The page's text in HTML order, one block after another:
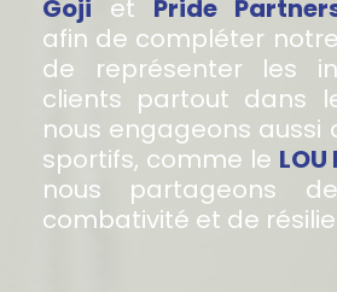
Goji et Pride
afin de compléter
de représenter les
clients partout dans
nous engageons aussi
sportifs, comme le
nous partageons
combativité et de